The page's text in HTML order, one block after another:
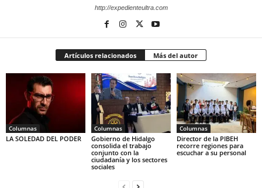
http://expedienteultra.com
Artículos relacionados Más del autor
Columnas
LA SOLEDAD DEL PODER
Columnas
Gobierno de Hidalgo
consolida el trabajo
conjunto con la
ciudadanía y los sectores
sociales
Columnas
Director de la PIBEH
recorre regiones para
escuchar a su personal